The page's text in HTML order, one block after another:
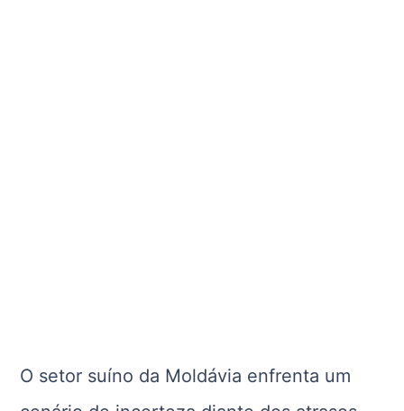
O setor suíno da Moldávia enfrenta um